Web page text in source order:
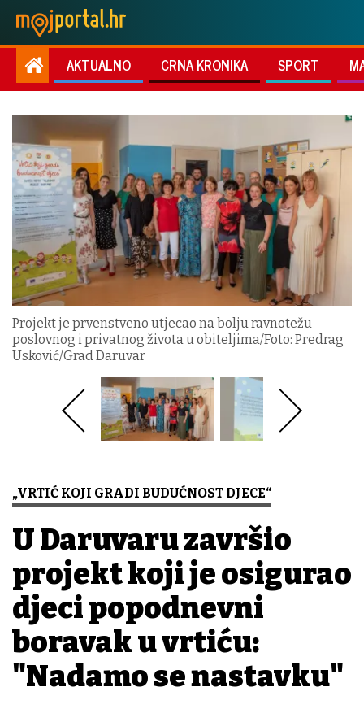
AKTUALNO CRNA KRONIKA SPORT
Projekt je prvenstveno utjecao na bolju ravnotežu
poslovnog i privatnog života u obiteljima/Foto: Predrag
Usković/Grad Daruvar
„VRTIĆ KOJI GRADI BUDUĆNOST DJECE“
U Daruvaru završio
projekt koji je osigurao
djeci popodnevni
boravak u vrtiću:
"Nadamo se nastavku"